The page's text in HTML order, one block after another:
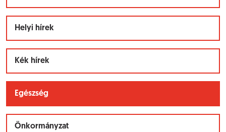
Helyi hírek
Kék hírek
Egészség
Önkormányzat